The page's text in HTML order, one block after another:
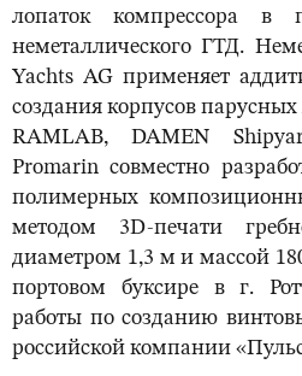
лопаток компрессора в
неметаллического ГТД.
Yachts AG применяет
создания корпусов
RAMLAB, DAMEN
Promarin совместно
полимерных
методом 3D-печати
диаметром 1,3 м и массой
портовом буксире в г.
работы по созданию
российской компании